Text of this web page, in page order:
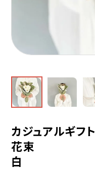
カジュアルギフト
花束
白